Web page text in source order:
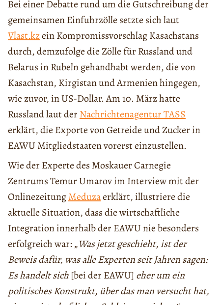
Bei einer Debatte rund um die Gutschreibung der
gemeinsamen Einfuhrzölle setzte sich laut
Vlast.kzein Kompromissvorschlag Kasachstans
durch, demzufolge die Zölle für Russland und
Belarus in Rubeln gehandhabt werden, die von
Kasachstan, Kirgistan und Armenien hingegen,
wie zuvor, in US-Dollar. Am 10. März hatte
Russland laut derNachrichtenagentur TASS
erklärt, die Exporte von Getreide und Zucker in
EAWU Mitgliedstaaten vorerst einzustellen.
Wie der Experte des Moskauer Carnegie
Zentrums Temur Umarov im Interview mit der
OnlinezeitungMeduzaerklärt, illustriere die
aktuelle Situation, dass die wirtschaftliche
Integration innerhalb der EAWU nie besonders
erfolgreich war: „Was jetzt geschieht, ist der
Beweis dafür, was alle Experten seit Jahren sagen:
Es handelt sich [bei der EAWU] eher um ein
politisches Konstrukt, über das man versucht hat,